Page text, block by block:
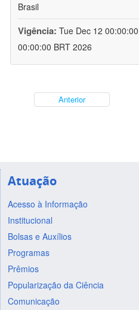
Brasil
Vigência: Tue Dec 12
00:00:00 BRT 2026
Anterior
Atuação
Acesso à Informação
Institucional
Bolsas e Auxílios
Programas
Prêmios
Popularização da Ciência
Comunicação